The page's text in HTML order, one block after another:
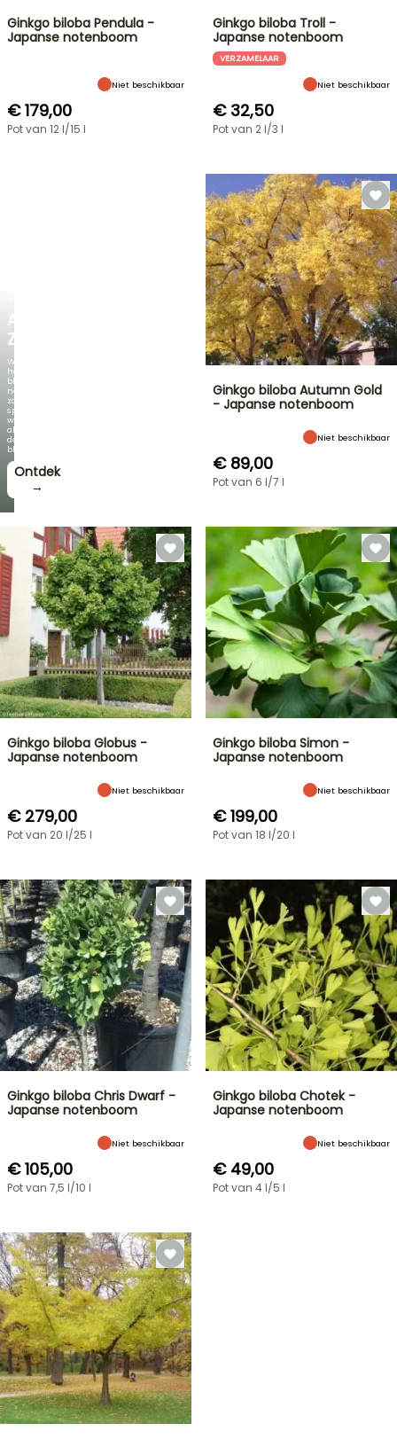
AGAPANTHUS
ZAMBEZI
Wanneer
het
blad
net
zo
spectaculair
wordt
als
de
bloei!
Ontdek
→
Ginkgo biloba Pendula -
Japanse notenboom
Niet beschikbaar
€ 179,00
Pot van 12 l/15 l
Ginkgo biloba Troll -
Japanse notenboom
VERZAMELAAR
Niet beschikbaar
€ 32,50
Pot van 2 l/3 l
Ginkgo biloba Autumn Gold
- Japanse notenboom
Niet beschikbaar
€ 89,00
Pot van 6 l/7 l
Ginkgo biloba Globus -
Japanse notenboom
Niet beschikbaar
€ 279,00
Pot van 20 l/25 l
Ginkgo biloba Simon -
Japanse notenboom
Niet beschikbaar
€ 199,00
Pot van 18 l/20 l
Ginkgo biloba Chris Dwarf -
Japanse notenboom
Niet beschikbaar
€ 105,00
Pot van 7,5 l/10 l
Ginkgo biloba Chotek -
Japanse notenboom
Niet beschikbaar
€ 49,00
Pot van 4 l/5 l